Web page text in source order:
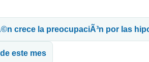
crece la preocupaciÃ³n por las
este mes